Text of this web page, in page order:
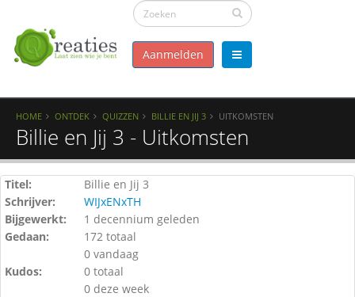
Aanmelden
HOME ONTDEK QUIZZEN BILLIE EN JIJ 3 UITKOMSTEN
Billie en Jij 3 - Uitkomsten
Titel:
Billie en Jij 3
Schrijver:
WIJxENxTH
Bijgewerkt:
1 decennium geleden
Gedaan:
172 totaal
0 vandaag
Kudos:
0 totaal
0 deze week